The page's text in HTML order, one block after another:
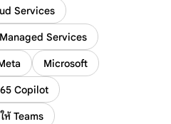
Services
Managed Services
Microsoft
Copilot
ห้ Teams